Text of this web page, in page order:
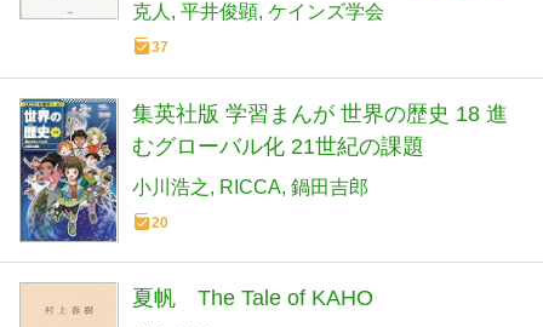
克人
平井俊顕 ケインズ学会
37
集英社版 学習まんが 世界の歴史 18 進
むグローバル化 21世紀の課題
小川浩之 RICCA 鍋田吉郎
20
夏帆 The Tale of KAHO